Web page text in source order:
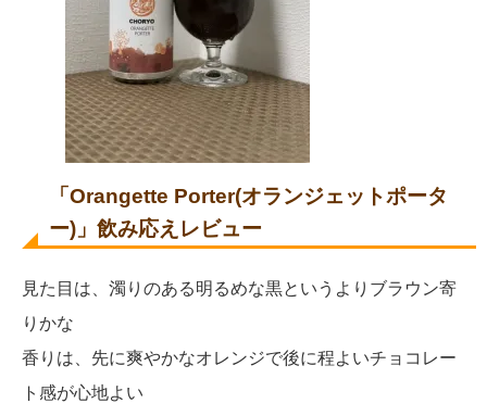
「Orangette Porter(オランジェットポータ
ー)」飲み応えレビュー
見た目は、濁りのある明るめな黒というよりブラウン寄
りかな
香りは、先に爽やかなオレンジで後に程よいチョコレー
ト感が心地よい